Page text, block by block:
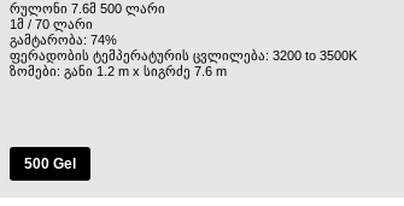
რულონი 7.6მ 500 ლარი
1მ / 70 ლარი
გამტარობა: 74%
ფერადობის ტემპერატურის ცვლილება: 3200 to 3500K
ზომები: განი 1.2 m x სიგრძე 7.6 m
500 Gel